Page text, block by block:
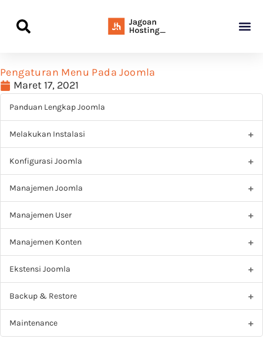
Pengaturan Menu Pada Joomla
Maret 17, 2021
Panduan Lengkap Joomla
Melakukan Instalasi
Konfigurasi Joomla
Manajemen Joomla
Manajemen User
Manajemen Konten
Ekstensi Joomla
Backup & Restore
Maintenance